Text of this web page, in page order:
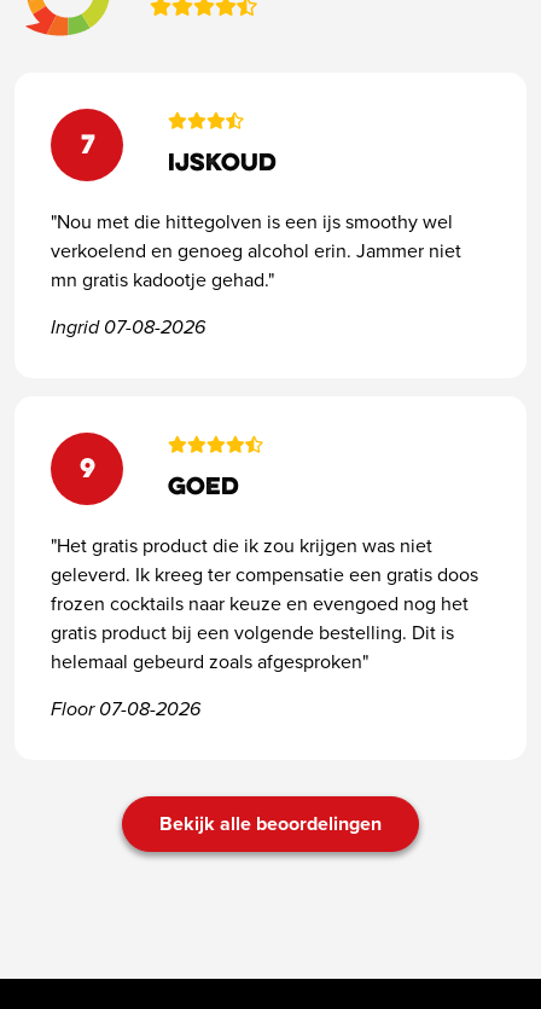
7
Ijskoud
"Nou met die hittegolven is een ijs smoothy wel
verkoelend en genoeg alcohol erin. Jammer niet
mn gratis kadootje gehad."
Ingrid 07-08-2026
9
Goed
"Het gratis product die ik zou krijgen was niet
geleverd. Ik kreeg ter compensatie een gratis doos
frozen cocktails naar keuze en evengoed nog het
gratis product bij een volgende bestelling. Dit is
helemaal gebeurd zoals afgesproken"
Floor 07-08-2026
Bekijk alle beoordelingen